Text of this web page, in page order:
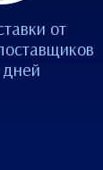
от
дней